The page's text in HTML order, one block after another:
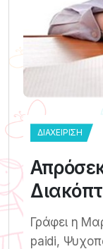
ΔΙΑΧΕΊΡΙΣΗ
Γράφει η
paidi,